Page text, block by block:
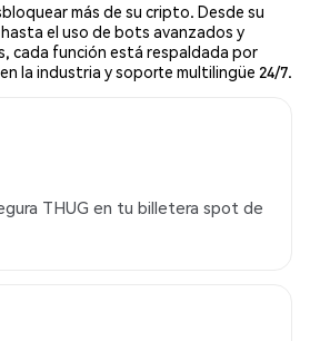
más de su cripto. Desde su
el uso de bots avanzados y
cada función está respaldada por
la industria y soporte multilingüe 24/7.
THUG en tu billetera spot de